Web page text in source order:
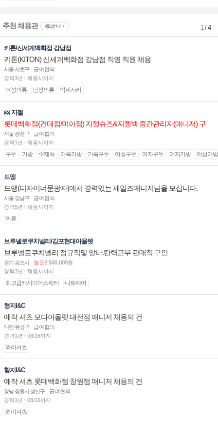
추천 채용관 광고안내 1/ 4
키톤/신세계백화점 강남점
키톤(KITON) 신세계백화점 강남점 직영 직원 채용
서울 서초구
급여협의
경력3년↑ 채용시까지
여성의류 남성의류 악세사리
㈜ 지젤
롯데백화점(건대점/미아점) 지젤슈즈&지젤백 중간관리자(매니저) 구
인합니다
서울 광진구
급여협의
경력1년↑ 채용시까지
구두 가방 수제화 가죽가방 가죽구두 여성구두 여자구두 여자가방 여성가방
드맹
드맹(디자이너문광자)에서 경력있는 세일즈매니져님을 모십니다.
서울 강남구
급여협의
경력5년↑ 채용시까지
의류
브루넬로쿠치넬리/김포현대아울렛
브루넬로쿠치넬리 정규직및 알바.탄력근무 판매직 구인
경기 김포시 월급2,500,000원
경력3년↑ 채용시까지
최고급캐시미어스웨터 니트웨어
형지I&C
예작 셔츠 모다아울렛 대전점 매니저 채용의 건
대전 유성구
급여협의
경력1년↑ 08/16까지
와이셔츠
형지I&C
예작 셔츠 롯데백화점 창원점 매니저 채용의 건
경남 창원시 성산구
급여협의
경력1년↑ 08/16까지
와이셔츠